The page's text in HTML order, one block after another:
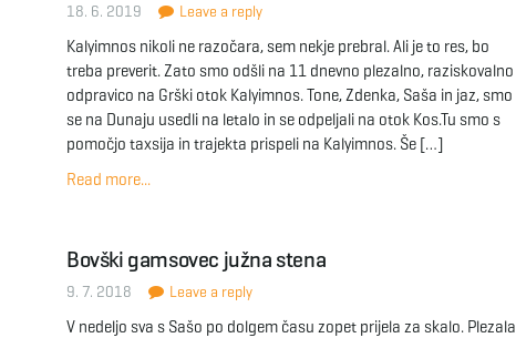
18. 6. 2019 Leave a reply
Kalyimnos nikoli ne razočara, sem nekje prebral. Ali je to res, bo
treba preverit. Zato smo odšli na 11 dnevno plezalno, raziskovalno
odpravico na Grški otok Kalyimnos. Tone, Zdenka, Saša in jaz, smo
se na Dunaju usedli na letalo in se odpeljali na otok Kos.Tu smo s
pomočjo taxsija in trajekta prispeli na Kalyimnos. Še […]
Read more...
Bovški gamsovec južna stena
9. 7. 2018 Leave a reply
V nedeljo sva s Sašo po dolgem času zopet prijela za skalo. Plezala